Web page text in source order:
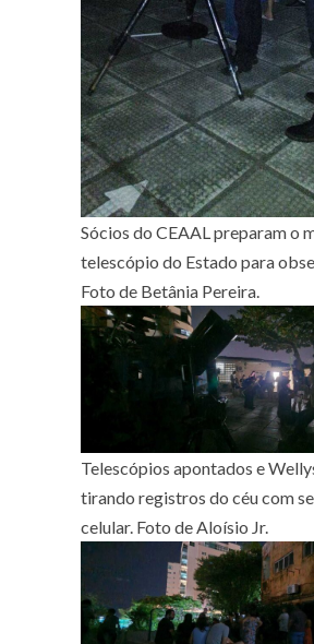
Sócios do CEAAL preparam o
telescópio do Estado para
Foto de Betânia Pereira.
Telescópios apontados e
tirando registros do céu com
celular. Foto de Aloísio Jr.